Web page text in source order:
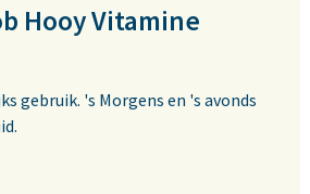
Hooy Vitamine
gebruik. 's Morgens en 's avonds